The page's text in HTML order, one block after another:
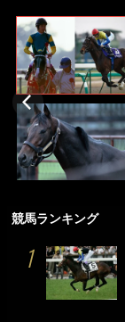
競馬ランキング